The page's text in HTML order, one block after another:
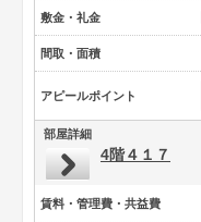
敷金・礼金
間取・面積
アピールポイント
部屋詳細
4階４１７
賃料・管理費・共益費